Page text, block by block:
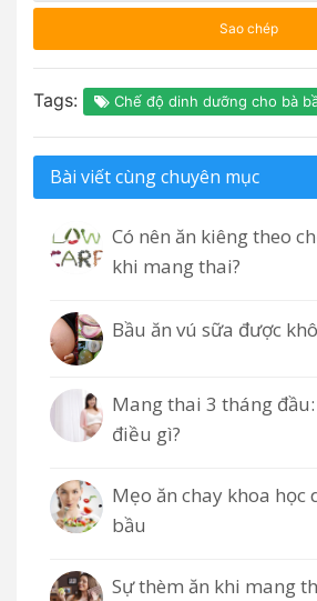
Sao chép
Tags: Chế độ dinh dưỡng cho bà
Bài viết cùng chuyên mục
Có nên ăn kiêng theo
khi mang thai?
Bầu ăn vú sữa được
Mang thai 3 tháng
điều gì?
Mẹo ăn chay khoa học
bầu
Sự thèm ăn khi mang